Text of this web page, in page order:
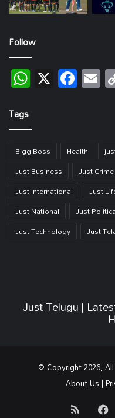
Follow
X
Tags
Bigg Boss Health
Just Business
Just Crime
Just International
Just
Just National
Just
Just Technology
Just
Just Telugu |
© Copyright 2026,
About Us|
RSS